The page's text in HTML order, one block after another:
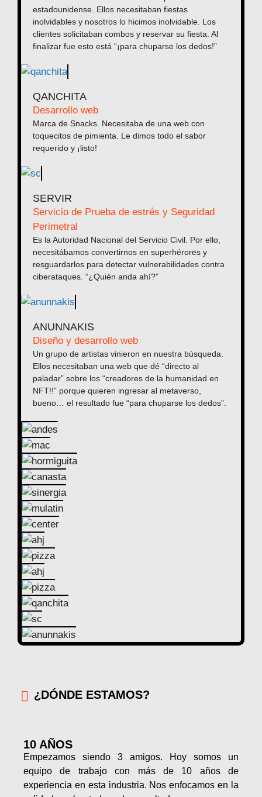
estadounidense. Ellos necesitaban fiestas
inolvidables y nosotros lo hicimos inolvidable. Los
clientes solicitaban combos y reservar su fiesta. Al
finalizar fue esto está “¡para chuparse los dedos!”
QANCHITA
Desarrollo web
Marca de Snacks. Necesitaba de una web con
toquecitos de pimienta. Le dimos todo el sabor
requerido y ¡listo!
SERVIR
Servicio de Prueba de estrés y Seguridad
Perimetral
Es la Autoridad Nacional del Servicio Civil. Por ello,
necesitábamos convertirnos en superhérores y
resguardarlos para detectar vulnerabilidades contra
ciberataques. “¿Quién anda ahí?”
ANUNNAKIS
Diseño y desarrollo web
Un grupo de artistas vinieron en nuestra búsqueda.
Ellos necesitaban una web que dé “directo al
paladar” sobre los “creadores de la humanidad en
NFT!!” porque quieren ingresar al metaverso,
bueno… el resultado fue “para chuparse los dedos”.
¿DÓNDE ESTAMOS?
10 AÑOS
Empezamos siendo 3 amigos. Hoy somos un
equipo de trabajo con más de 10 años de
experiencia en esta industria. Nos enfocamos en la